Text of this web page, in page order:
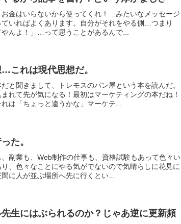
金はいらないから使ってくれ！…みたいなメッセージ
いればよくあります。自分がそれをやる側…つまり
んよ！」…って思うことがあるんで...
これは現代思想だ。
と聞きまして、トレモスのパン屋という本を読んだ。
れて先が気になる！最初はマーケティングの本だね！
は「ちょっと違うかな」マーケテ...
た。
副業も、Web制作の仕事も、資格試験もあって色々い
、色々なことにやる気がでないので気晴らしに花見に
に人が並ぶ場所へ先に行くとい...
生にはぶられるのか？じゃあ逆に更新頻